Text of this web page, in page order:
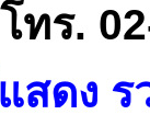
ร.
สดง